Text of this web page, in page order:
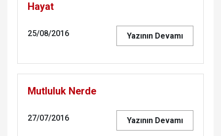
Hayat
25/08/2016 Yazının Devamı
Mutluluk Nerde
27/07/2016 Yazının Devamı